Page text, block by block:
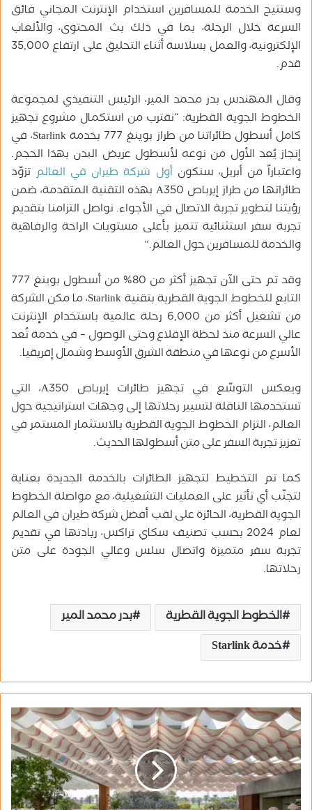
وستتيح الخدمة للمسافرين استخدام الإنترنت المجاني فائق
السرعة خلال الرحلة، بما في ذلك بث المحتوى، والألعاب
الإلكترونية، والعمل بسلاسة أثناء التحليق على ارتفاع 35,000
قدم.
وقال المهندس بدر محمد المير، الرئيس التنفيذي لمجموعة
الخطوط الجوية القطرية: “نقترب من استكمال مشروع تجهيز
كامل أسطول طائراتنا من طراز بوينغ 777 بخدمة Starlink، في
إنجاز يُعد الأول من نوعه لأسطول عريض البدن بهذا الحجم.
واعتباراً من أبريل، سنكونأول شركة طيران في العالم تزوّد
طائراتها من طراز إيرباص A350 بهذه التقنية المتقدمة، ضمن
رؤيتنا لتطوير تجربة الاتصال في الأجواء. نواصل التزامنا بتقديم
تجربة سفر استثنائية تتميز بأعلى مستويات الراحة والرفاهية
والخدمة للمسافرين حول العالم.”
وقد تم حتى الآن تجهيز أكثر من 80% من أسطول بوينغ 777
التابع للخطوط الجوية القطرية بتقنية Starlink، ما مكن الشركة
من تشغيل أكثر من 6,000 رحلة عالمية باستخدام الإنترنت
عالي السرعة منذ لحظة الإقلاع وحتى الوصول – في خدمة تُعد
الأسرع من نوعها في منطقة الشرق الأوسط وشمال إفريقيا.
ويعكس التوسّع في تجهيز طائرات إيرباص A350، التي
تستخدمها الناقلة لتسيير رحلاتها إلى وجهات استراتيجية حول
العالم، التزام الخطوط الجوية القطرية بالاستثمار المستمر في
تعزيز تجربة السفر على متن أسطولها الحديث.
كما تم التخطيط لتجهيز الطائرات بالخدمة الجديدة بعناية
لتجنّب أي تأثير على العمليات التشغيلية، مع مواصلة الخطوط
الجوية القطرية، الحائزة على لقب أفضل شركة طيران في العالم
لعام 2024 بحسب تصنيف سكاي تراكس، ريادتها في تقديم
تجربة سفر متميزة واتصال سلس وعالي الجودة على متن
رحلاتها.
الخطوط الجوية القطرية
بدر محمد المير
خدمة Starlink